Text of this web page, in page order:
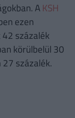
A KSH
ezen
százalék
körülbelül 30
százalék.